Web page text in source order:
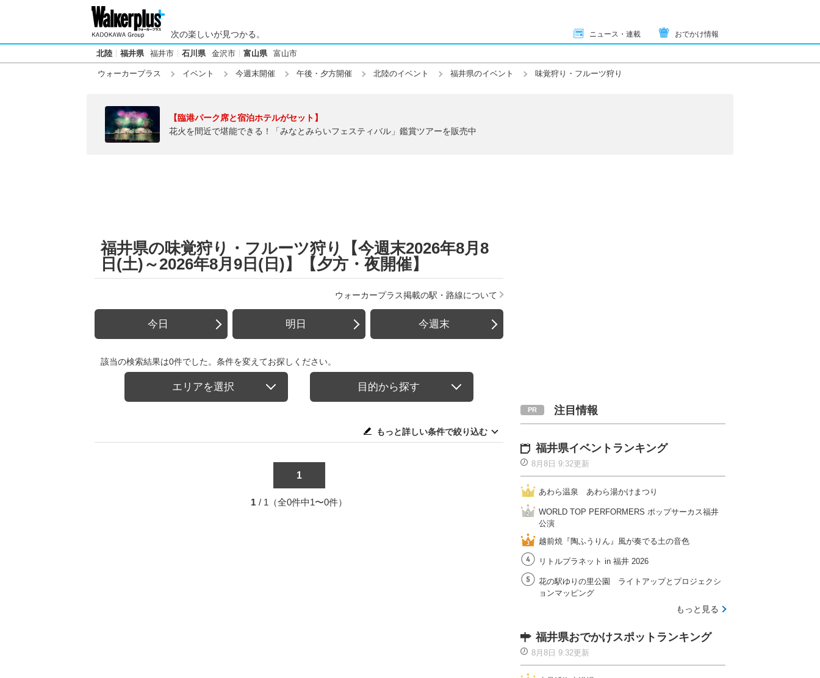
次の楽しいが見つかる。 ニュース・連載 おでかけ情報
北陸 福井県 福井市 石川県 金沢市 富山県 富山市
ウォーカープラス イベント 今週末開催 午後・夕方開催 北陸のイベント 福井県のイベント 味覚狩り・フルーツ狩り
【臨港パーク席と宿泊ホテルがセット】
花火を間近で堪能できる！「みなとみらいフェスティバル」鑑賞ツアーを販売中
福井県の味覚狩り・フルーツ狩り【今週末2026年8月8
日(土)～2026年8月9日(日)】【夕方・夜開催】
ウォーカープラス掲載の駅・路線について
今日 明日 今週末
該当の検索結果は0件でした。条件を変えてお探しください。
エリアを選択 目的から探す
もっと詳しい条件で絞り込む
1
1 / 1（全0件中1〜0件）
注目情報
福井県イベントランキング
8月8日 9:32更新
あわら温泉 あわら湯かけまつり
WORLD TOP PERFORMERS ポップサーカス福井
公演
越前焼『陶ふうりん』風が奏でる土の音色
リトルプラネット in 福井 2026
花の駅ゆりの里公園 ライトアップとプロジェクシ
ョンマッピング
もっと見る
福井県おでかけスポットランキング
8月8日 9:32更新